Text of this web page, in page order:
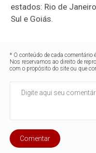
estados: Rio de
Sul e Goiás.
* O conteúdo de cada comentário
Nos reservamos ao direito de
com o propósito do site ou que
Comentar